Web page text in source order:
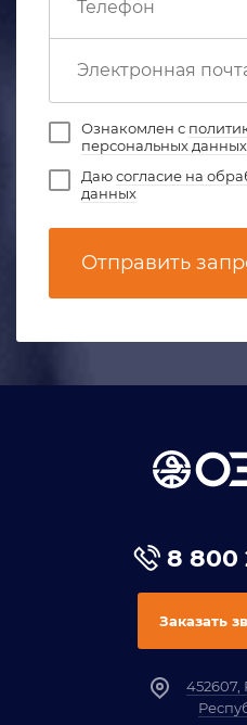
Ознакомлен с
персональных данных
Даюсогласие на
данных
Отправить
8 800
Заказать
452607,